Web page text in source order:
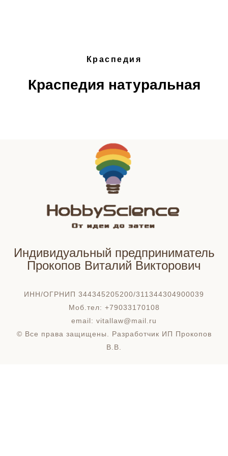
Краспедия
Краспедия натуральная
Индивидуальный предприниматель
Прокопов Виталий Викторович
ИНН/ОГРНИП 344345205200/311344304900039
Моб.тел: +79033170108
email: vitallaw@mail.ru
© Все права защищены. Разработчик ИП Прокопов
В.В.